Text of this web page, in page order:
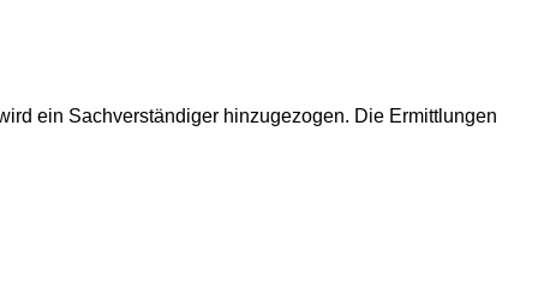
ein Sachverständiger hinzugezogen. Die Ermittlungen